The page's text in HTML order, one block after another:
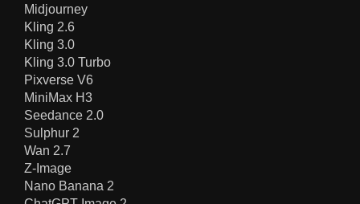
Midjourney
Kling 2.6
Kling 3.0
Kling 3.0 Turbo
Pixverse V6
MiniMax H3
Seedance 2.0
Sulphur 2
Wan 2.7
Z-Image
Nano Banana 2